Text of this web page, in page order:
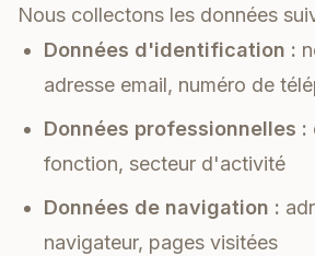
Nous collectons les données
Données d'identification :
adresse email, numéro de
Données professionnelles :
fonction, secteur d'activité
Données de navigation :
navigateur, pages visitées